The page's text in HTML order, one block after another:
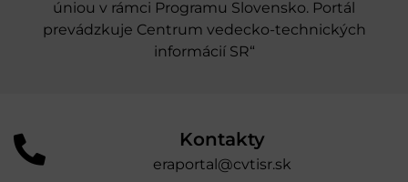
úniou v rámci Programu Slovensko. Portál
prevádzkuje Centrum vedecko-technických
informácií SR“
Kontakty
eraportal@cvtisr.sk